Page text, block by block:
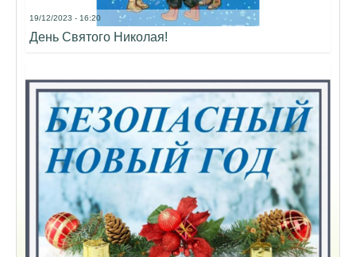
19/12/2023 - 16:20
День Святого Николая!